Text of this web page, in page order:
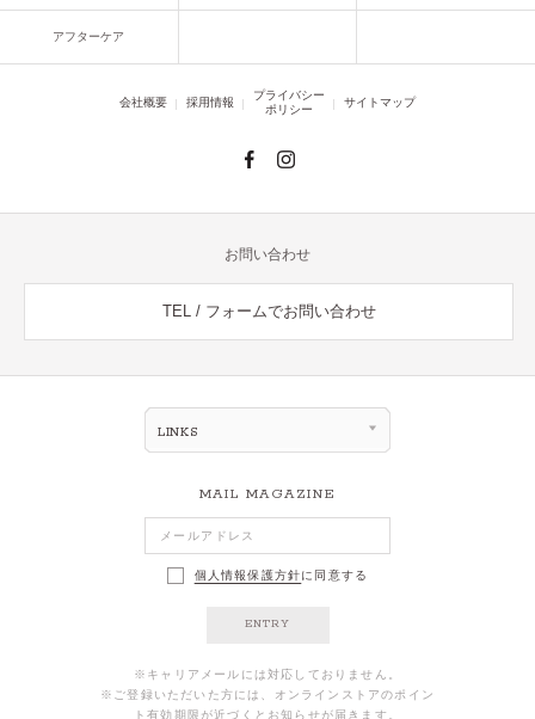
アフターケア
会社概要 採用情報
プライバシー
ポリシー
サイトマップ
お問い合わせ
TEL / フォームでお問い合わせ
LINKS
MAIL MAGAZINE
個人情報保護方針に同意する
ENTRY
※キャリアメールには対応しておりません。
※ご登録いただいた方には、オンラインストアのポイン
ト有効期限が近づくとお知らせが届きます。